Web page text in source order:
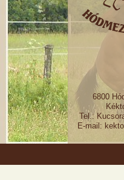
6800
Tel.:
E-mail: